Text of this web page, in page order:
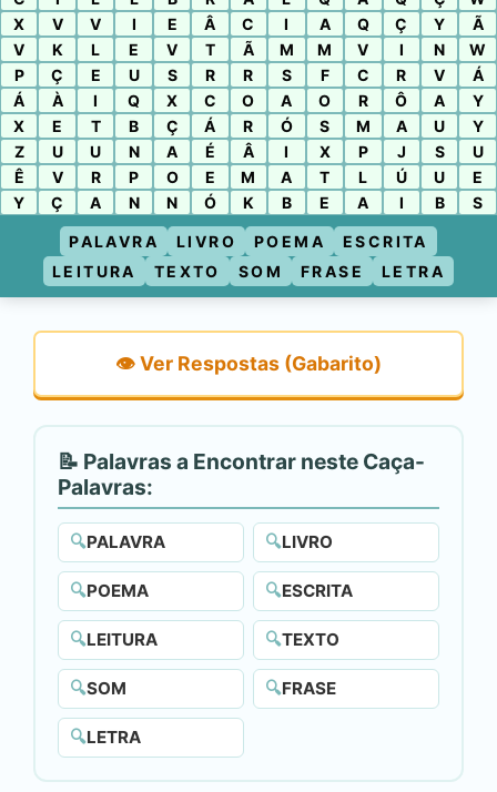
X
V V I E Â C I A Q Ç Y
Ã
V
K L E V T Ã M M V I N
W
P
Ç E U S R R S F C R V
Á
Á
À I Q X C O A O R Ô A
Y
X
E T B Ç Á R Ó S M A U
Y
Z
U U N A É Â I X P J S
U
Ê
V R P O E M A T L Ú U
E
Y
Ç A N N Ó K B E A I B S
PALAVRA LIVRO POEMA
ESCRITA
LEITURA
TEXTO SOM FRASE LETRA
👁️ Ver Respostas (Gabarito)
📝 Palavras a Encontrar neste Caça-
Palavras:
🔍PALAVRA 🔍LIVRO
🔍POEMA 🔍ESCRITA
🔍LEITURA 🔍TEXTO
🔍SOM 🔍FRASE
🔍LETRA